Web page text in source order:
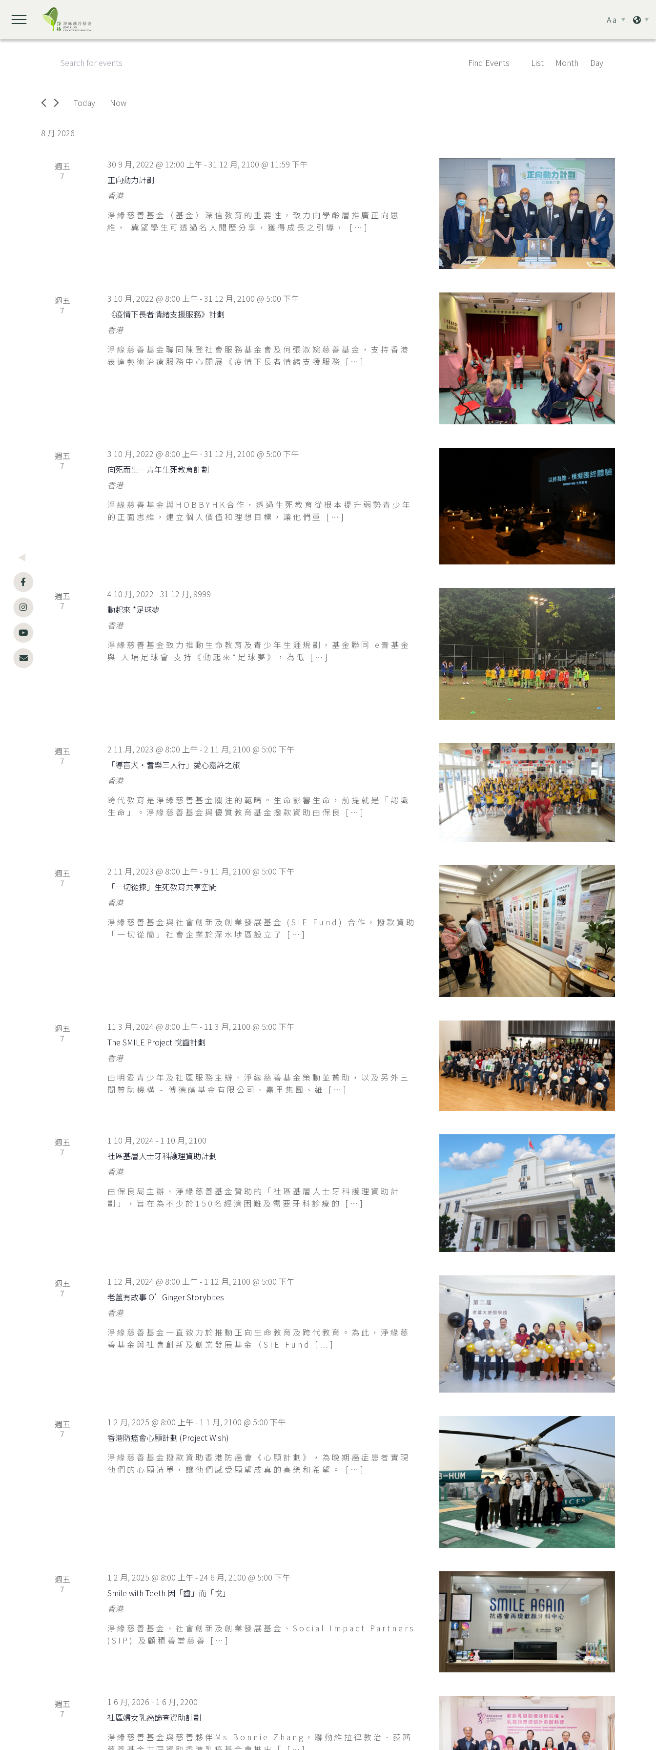
Aa
Search
Navigation
Keyword.
Events
Keyword.
Find Events
Views
List Month Day
Today
Now
8 月 2026
週五
7
30 9 月, 2022 @ 12:00 上午-31 12 月, 2100 @ 11:59 下午
正向動力計劃
香港
淨緣慈善基金（基金）深信教育的重要性，致力向學齡層推廣正向思
維， 冀望學生可透過名人閱歷分享，獲得成長之引導， […]
週五
7
3 10 月, 2022 @ 8:00 上午-31 12 月, 2100 @ 5:00 下午
《疫情下長者情緒支援服務》計劃
香港
淨緣慈善基金聯同陳登社會服務基金會及何張淑婉慈善基金，支持香港
表達藝術治療服務中心開展《疫情下長者情緒支援服務 […]
週五
7
3 10 月, 2022 @ 8:00 上午-31 12 月, 2100 @ 5:00 下午
向死而生－青年生死教育計劃
香港
淨緣慈善基金與HOBBYHK合作，透過生死教育從根本提升弱勢青少年
的正面思維，建立個人價值和理想目標，讓他們重 […]
週五
7
4 10 月, 2022 -31 12 月, 9999
動起來 *足球夢
香港
淨緣慈善基金致力推動生命教育及青少年生涯規劃，基金聯同 e青基金
與 大埔足球會 支持《動起來*足球夢》，為低 […]
週五
7
2 11 月, 2023 @ 8:00 上午-2 11 月, 2100 @ 5:00 下午
「導盲犬‧耆樂三人行」愛心嘉許之旅
香港
跨代教育是淨緣慈善基金關注的範疇。生命影響生命，前提就是「認識
生命」。淨緣慈善基金與優質教育基金撥款資助由保良 […]
週五
7
2 11 月, 2023 @ 8:00 上午- 9 11 月, 2100 @ 5:00 下午
「一切從揀」生死教育共享空間
香港
淨緣慈善基金與社會創新及創業發展基金 (SIE Fund) 合作，撥款資助
「一切從簡」社會企業於深水埗區設立了 […]
週五
7
11 3 月, 2024 @ 8:00 上午- 11 3 月, 2100 @ 5:00 下午
The SMILE Project 悅齒計劃
香港
由明愛青少年及社區服務主辦、淨緣慈善基金策動並贊助，以及另外三
間贊助機構 - 傅德蔭基金有限公司、嘉里集團、維 […]
週五
7
1 10 月, 2024 - 1 10 月, 2100
社區基層人士牙科護理資助計劃
香港
由保良局主辦、淨緣慈善基金贊助的「社區基層人士牙科護理資助計
劃」，旨在為不少於150名經濟困難及需要牙科診療的 […]
週五
7
1 12 月, 2024 @ 8:00 上午- 1 12 月, 2100 @ 5:00 下午
老薑有故事 O’Ginger Storybites
香港
淨緣慈善基金一直致力於推動正向生命教育及跨代教育。為此，淨緣慈
善基金與社會創新及創業發展基金（SIE Fund […]
週五
7
1 2 月, 2025 @ 8:00 上午- 1 1 月, 2100 @ 5:00 下午
香港防癌會心願計劃 (Project Wish)
淨緣慈善基金撥款資助香港防癌會《心願計劃》，為晚期癌症患者實現
他們的心願清單，讓他們感受願望成真的喜樂和希望。 […]
週五
7
1 2 月, 2025 @ 8:00 上午-24 6 月, 2100 @ 5:00 下午
Smile with Teeth 因「齒」而「悅」
香港
淨緣慈善基金、社會創新及創業發展基金、Social Impact Partners
(SIP) 及顧積善堂慈善 […]
週五
7
1 6 月, 2026 - 1 6 月, 2200
社區婦女乳癌篩查資助計劃
淨緣慈善基金與慈善夥伴Ms Bonnie Zhang，聯動維拉律敦治．荻茜